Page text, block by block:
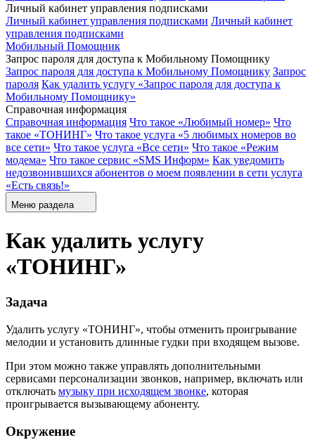
Личный кабинет управления подписками
Личный кабинет управления подписками Личный кабинет
управления подписками
Мобильный Помощник
Запрос пароля для доступа к Мобильному Помощнику
Запрос пароля для доступа к Мобильному Помощнику Запрос
пароля Как удалить услугу «Запрос пароля для доступа к
Мобильному Помощнику»
Справочная информация
Справочная информация Что такое «Любимый номер» Что
такое «ТОНИНГ» Что такое услуга «5 любимых номеров во
все сети» Что такое услуга «Все сети» Что такое «Режим
модема» Что такое сервис «SMS Информ» Как уведомить
недозвонившихся абонентов о моем появлении в сети услуга
«Есть связь!»
Меню раздела
Как удалить услугу
«ТОНИНГ»
Задача
Удалить услугу «ТОНИНГ», чтобы отменить проигрывание
мелодии и установить длинные гудки при входящем вызове.
При этом можно также управлять дополнительными
сервисами персонализации звонков, например, включать или
отключать музыку при исходящем звонке, которая
проигрывается вызывающему абоненту.
Окружение